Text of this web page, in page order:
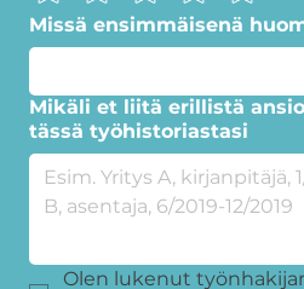
Missä ensimmäisenä
Mikäli et liitä erillistä
tässä työhistoriastasi